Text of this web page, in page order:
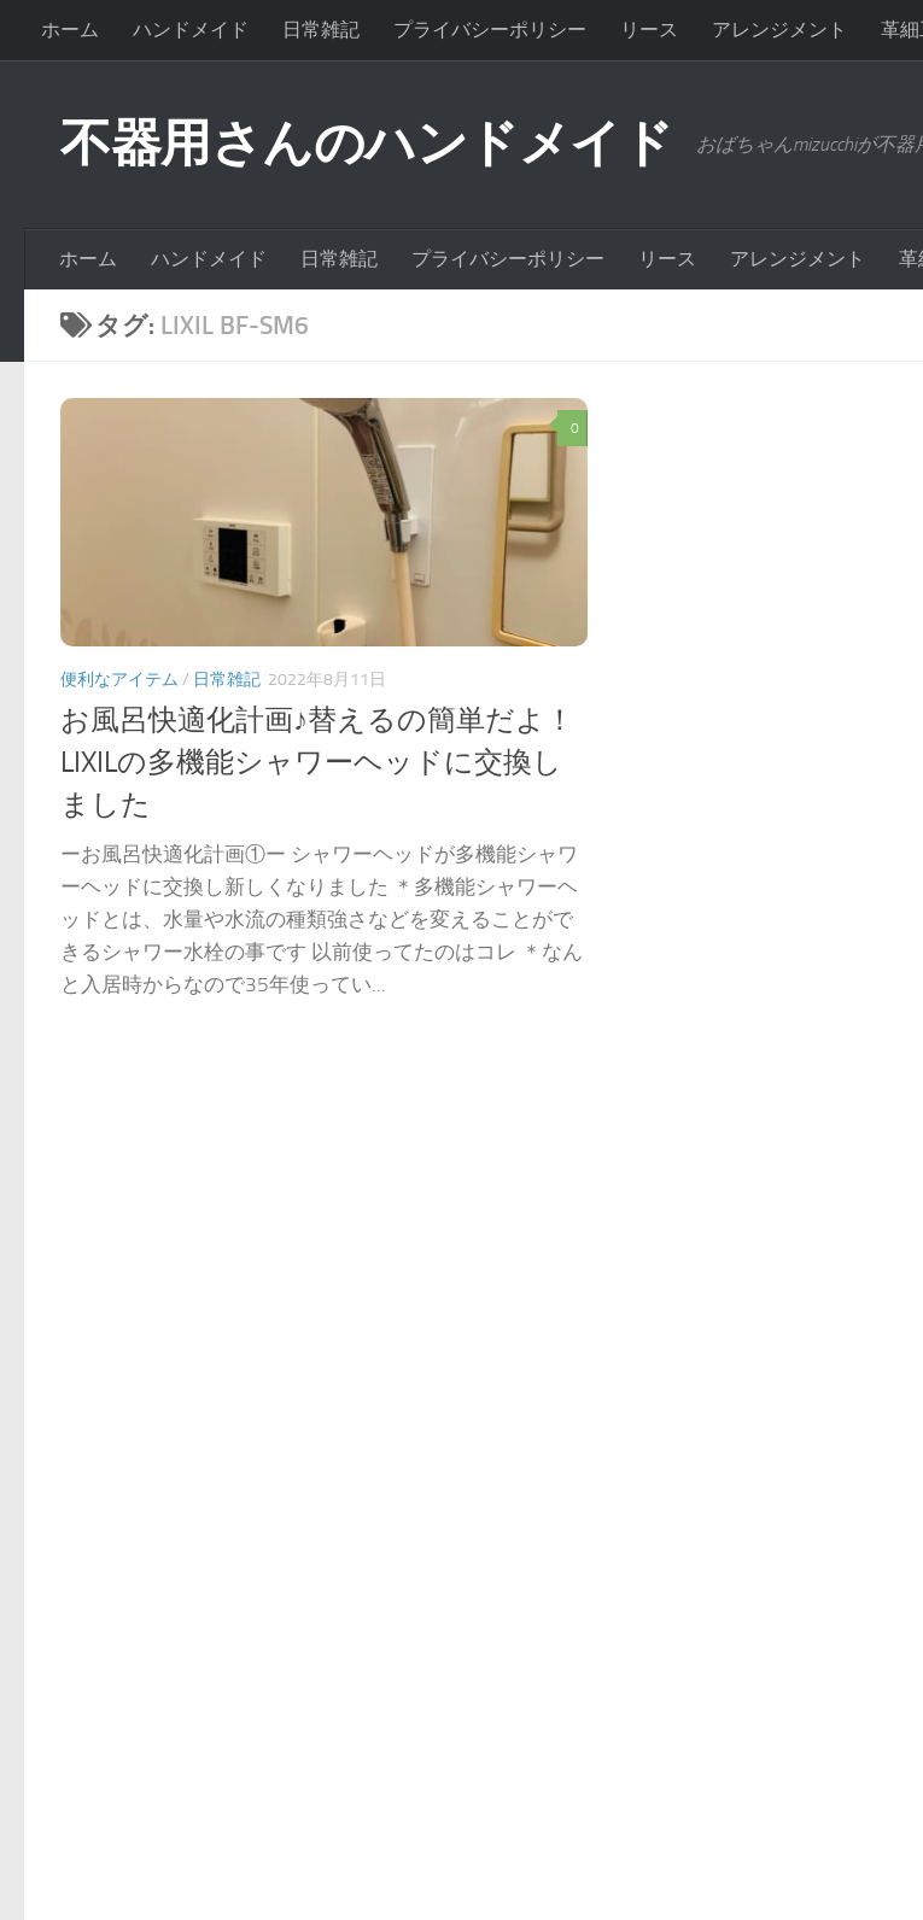
ホーム ハンドメイド 日常雑記 プライバシーポリシー リース アレンジメント 革細
不器用さんのハンドメイド おばちゃんmizucchiが不
ホーム ハンドメイド 日常雑記 プライバシーポリシー リース アレンジメント 革
タグ: LIXIL BF-SM6
0
便利なアイテム / 日常雑記 2022年8月11日
お風呂快適化計画♪替えるの簡単だよ！
LIXILの多機能シャワーヘッドに交換し
ました
ーお風呂快適化計画①ー シャワーヘッドが多機能シャワ
ーヘッドに交換し新しくなりました ＊多機能シャワーヘ
ッドとは、水量や水流の種類強さなどを変えることがで
きるシャワー水栓の事です 以前使ってたのはコレ ＊なん
と入居時からなので35年使ってい...